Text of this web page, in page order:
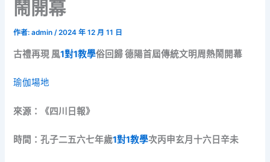
鬧開幕
作者:admin/2024 年 12 月 11 日
古禮再現 風1對1教學俗回歸 德陽首屆傳統文明周熱鬧開幕
瑜伽場地
來源：《四川日報》
時間：孔子二五六七年歲1對1教學次丙申玄月十六日辛未